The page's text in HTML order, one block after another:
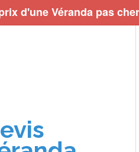
d'une Véranda pas